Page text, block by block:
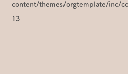
content/themes/orgtemplate/inc/
13